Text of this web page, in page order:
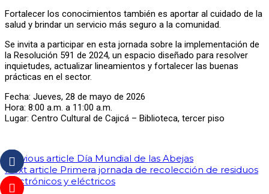
Fortalecer los conocimientos también es aportar al cuidado de la
salud y brindar un servicio más seguro a la comunidad.
Se invita a participar en esta jornada sobre la implementación de
la Resolución 591 de 2024, un espacio diseñado para resolver
inquietudes, actualizar lineamientos y fortalecer las buenas
prácticas en el sector.
Fecha: Jueves, 28 de mayo de 2026
Hora: 8:00 a.m. a 11:00 a.m.
Lugar: Centro Cultural de Cajicá – Biblioteca, tercer piso
Previous article Día Mundial de las Abejas
Next article Primera jornada de recolección de residuos
electrónicos y eléctricos